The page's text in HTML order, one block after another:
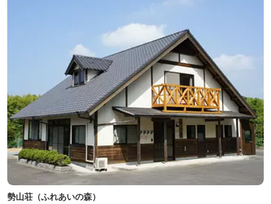
勢山荘（ふれあいの森）